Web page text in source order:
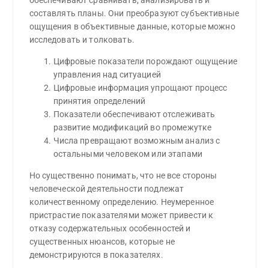
составлять планы. Они преобразуют субъективные
ощущения в объективные данные, которые можно
исследовать и толковать.
Цифровые показатели порождают ощущение
управления над ситуацией
Цифровые информация упрощают процесс
принятия определений
Показатели обеспечивают отслеживать
развитие модификаций во промежутке
Числа превращают возможным анализ с
остальными человеком или этапами
Но существенно понимать, что не все стороны
человеческой деятельности подлежат
количественному определению. Неумеренное
пристрастие показателями может привести к
отказу содержательных особенностей и
существенных нюансов, которые не
демонстрируются в показателях.